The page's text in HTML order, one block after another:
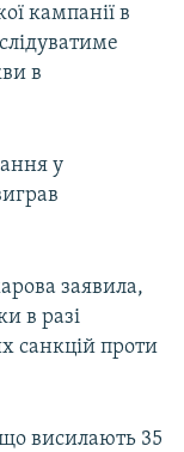
кампанії в
в
у
заявила,
в разі
санкцій проти
висилають 35